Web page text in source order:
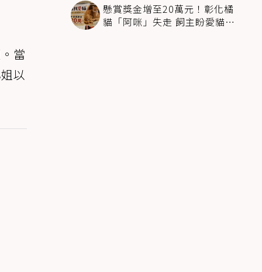
當
以
懸賞獎金增至20萬元！彰化橘
貓「阿咪」失走 飼主盼愛貓趕